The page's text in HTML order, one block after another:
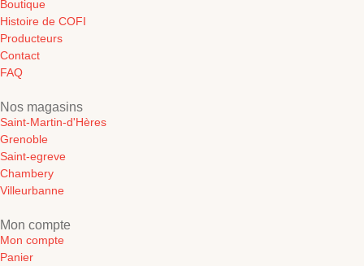
Boutique
Histoire de COFI
Producteurs
Contact
FAQ
Nos magasins
Saint-Martin-d'Hères
Grenoble
Saint-egreve
Chambery
Villeurbanne
Mon compte
Mon compte
Panier